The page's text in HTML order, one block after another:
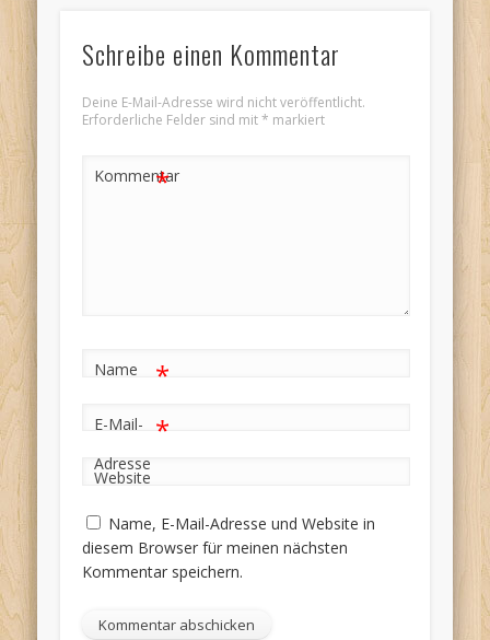
Schreibe einen Kommentar
Deine E-Mail-Adresse wird nicht veröffentlicht.
Erforderliche Felder sind mit* markiert
Kommentar
*
Name *
E-Mail-
Adresse
*
Website
Name, E-Mail-Adresse und Website in
diesem Browser für meinen nächsten
Kommentar speichern.